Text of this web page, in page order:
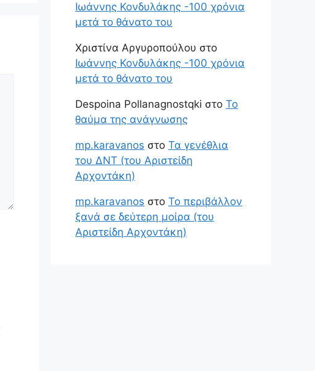
Ιωάννης Κονδυλάκης -100 χρόνια
μετά το θάνατο του
Χριστίνα Αργυροπούλου στο
Ιωάννης Κονδυλάκης -100 χρόνια
μετά το θάνατο του
Despoina Pollanagnostqki στο Το
θαύμα της ανάγνωσης
mp.karavanos στο Τα γενέθλια
του ΔΝΤ (του Αριστείδη
Αρχοντάκη)
mp.karavanos στο Το περιβάλλον
ξανά σε δεύτερη μοίρα (του
Αριστείδη Αρχοντάκη)